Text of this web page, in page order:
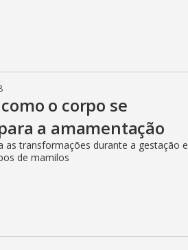
o corpo se
a amamentação
as transformações durante a gestação e
de mamilos